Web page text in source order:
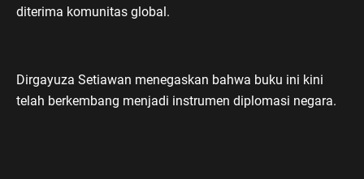
diterima komunitas global.
Dirgayuza Setiawan menegaskan bahwa buku ini kini
telah berkembang menjadi instrumen diplomasi negara.